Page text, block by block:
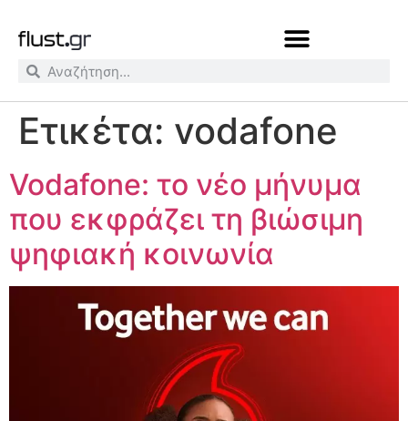
Ετικέτα: vodafone
Vodafone: το νέο μήνυμα
που εκφράζει τη βιώσιμη
ψηφιακή κοινωνία